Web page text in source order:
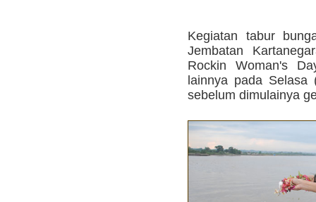
Kegiatan tabur
Jembatan
Rockin Woman's
lainnya pada
sebelum dimulainya